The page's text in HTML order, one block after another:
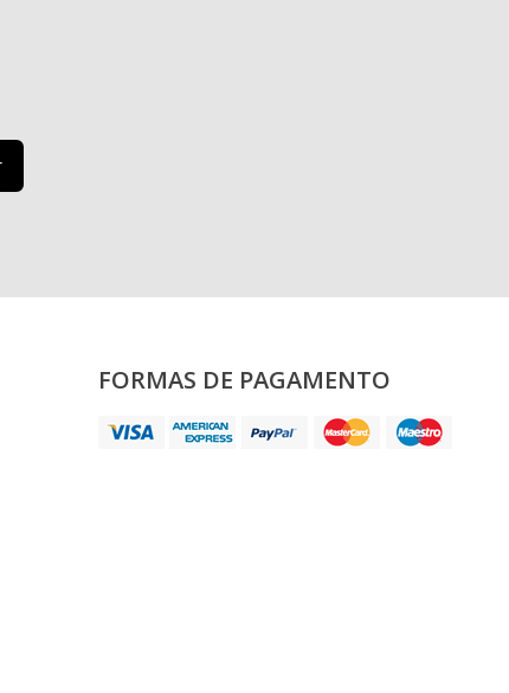
FORMAS DE PAGAMENTO